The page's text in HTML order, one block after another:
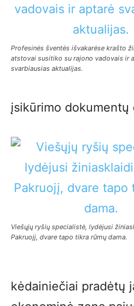
Profesinės šventės išvakarėse krašto
atstovai susitiko su rajono vadovais ir
svarbiausias aktualijas.
įsikūrimo
Viešųjų ryšių specialistė, lydėjusi
Pakruojį, dvare tapo tikra rūmų dama.
kėdainiečiai pradėtų